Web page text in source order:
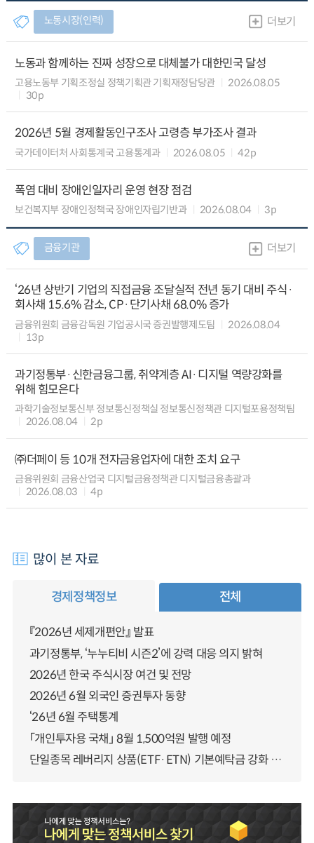
노동시장(인력) 더보기
노동과 함께하는 진짜 성장으로 대체불가 대한민국 달성
고용노동부 기획조정실 정책기획관 기획재정담당관
2026.08.05
30p
2026년 5월 경제활동인구조사 고령층 부가조사 결과
국가데이터처 사회통계국 고용통계과 2026.08.05 42p
폭염 대비 장애인일자리 운영 현장 점검
보건복지부 장애인정책국 장애인자립기반과 2026.08.04 3p
금융기관 더보기
‘26년 상반기 기업의 직접금융 조달실적 전년 동기 대비 주식·
회사채 15.6% 감소, CP·단기사채 68.0% 증가
금융위원회 금융감독원 기업공시국 증권발행제도팀
2026.08.04
13p
과기정통부·신한금융그룹, 취약계층 AI·디지털 역량강화를
위해 힘모은다
과학기술정보통신부 정보통신정책실 정보통신정책관 디지털포용정책팀
2026.08.04
2p
㈜더페이 등 10개 전자금융업자에 대한 조치 요구
금융위원회 금융산업국 디지털금융정책관 디지털금융총괄과
2026.08.03
4p
많이 본 자료
경제정책정보 전체
『2026년 세제개편안』 발표
과기정통부, ‘누누티비 시즌2’에 강력 대응 의지 밝혀
2026년 한국 주식시장 여건 및 전망
2026년 6월 외국인 증권투자 동향
‘26년 6월 주택통계
「개인투자용 국채」 8월 1,500억원 발행 예정
단일종목 레버리지 상품(ETF·ETN) 기본예탁금 강화 조기시행 방안 안내